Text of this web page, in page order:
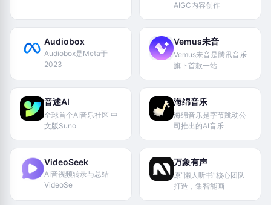
AIGC内容创作
Audiobox
Audiobox是Meta于
2023
Vemus未音
Vemus未音是腾讯音乐
旗下首款一站
音述AI
全球首个AI音乐社区 中
文版Suno
海绵音乐
海绵音乐是字节跳动公
司推出的AI音乐
VideoSeek
AI音视频转录与总结
VideoSe
万象有声
原“懒人听书”核心团队
打造，集智能画